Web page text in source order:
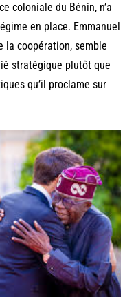
coloniale du Bénin, n’a
en place. Emmanuel
la coopération, semble
stratégique plutôt que
qu’il proclame sur